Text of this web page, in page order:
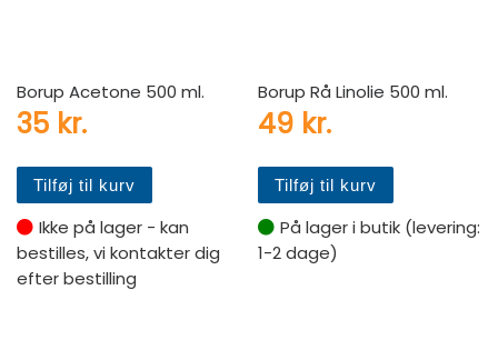
Borup Acetone 500 ml.
35 kr.
Tilføj til kurv
Ikke på lager - kan
bestilles, vi kontakter dig
efter bestilling
Borup Rå Linolie 500 ml.
49 kr.
Tilføj til kurv
På lager i butik (levering:
1-2 dage)